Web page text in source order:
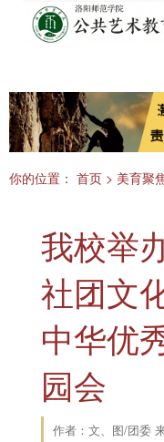
你的位置： 首页 > 美育聚
我校举
社团文
中华优
园会
作者：文、图/团委